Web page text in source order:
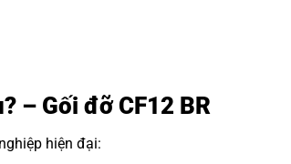
– Gối đỡ CF12 BR
hiện đại: